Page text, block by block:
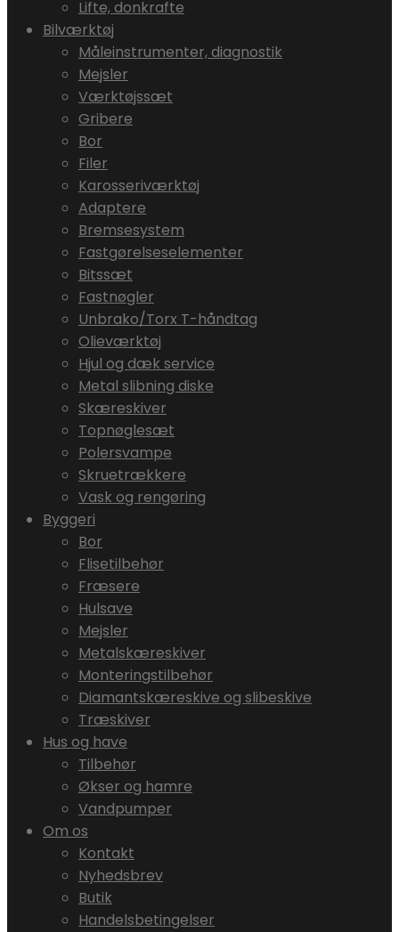
Lifte, donkrafte
Bilværktøj
Måleinstrumenter, diagnostik
Mejsler
Værktøjssæt
Gribere
Bor
Filer
Karosseriværktøj
Adaptere
Bremsesystem
Fastgørelseselementer
Bitssæt
Fastnøgler
Unbrako/Torx T-håndtag
Olieværktøj
Hjul og dæk service
Metal slibning diske
Skæreskiver
Topnøglesæt
Polersvampe
Skruetrækkere
Vask og rengøring
Byggeri
Bor
Flisetilbehør
Fræsere
Hulsave
Mejsler
Metalskæreskiver
Monteringstilbehør
Diamantskæreskive og slibeskive
Træskiver
Hus og have
Tilbehør
Økser og hamre
Vandpumper
Om os
Kontakt
Nyhedsbrev
Butik
Handelsbetingelser